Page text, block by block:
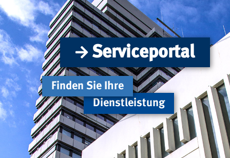
Serviceportal
Finden Sie Ihre
Dienstleistung